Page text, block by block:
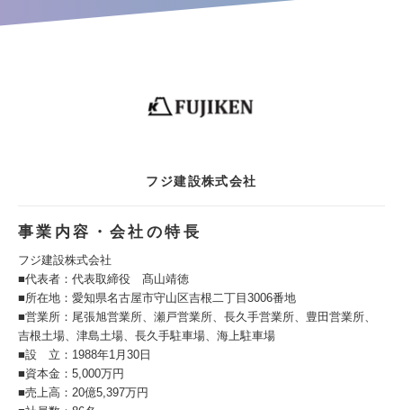
フジ建設株式会社
事業内容・会社の特長
フジ建設株式会社
■代表者：代表取締役 髙山靖徳
■所在地：愛知県名古屋市守山区吉根二丁目3006番地
■営業所：尾張旭営業所、瀬戸営業所、長久手営業所、豊田営業所、
吉根土場、津島土場、長久手駐車場、海上駐車場
■設 立：1988年1月30日
■資本金：5,000万円
■売上高：20億5,397万円